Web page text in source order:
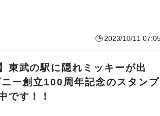
2023/10/11
東武の駅に隠れミッキーが出
ー創立100周年記念のスタンプ
です！！